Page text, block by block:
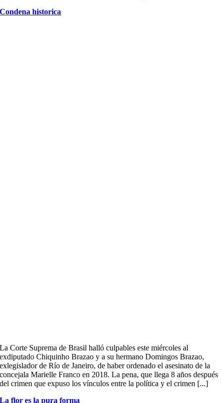
Condena historica
La Corte Suprema de Brasil halló culpables este miércoles al
exdiputado Chiquinho Brazao y a su hermano Domingos Brazao,
exlegislador de Río de Janeiro, de haber ordenado el asesinato de la
concejala Marielle Franco en 2018. La pena, que llega 8 años después
del crimen que expuso los vínculos entre la política y el crimen [...]
La flor es la pura forma